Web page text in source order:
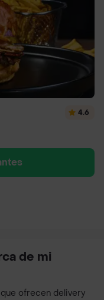
4.6
de mi
ofrecen delivery